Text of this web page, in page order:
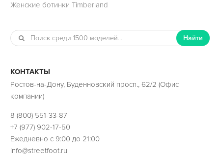
Женские ботинки Timberland
Найти
КОНТАКТЫ
Ростов-на-Дону, Буденновский просп., 62/2 (Офис
компании)
8 (800) 551-33-87
+7 (977) 902-17-50
Ежедневно с 9:00 до 21:00
info@streetfoot.ru